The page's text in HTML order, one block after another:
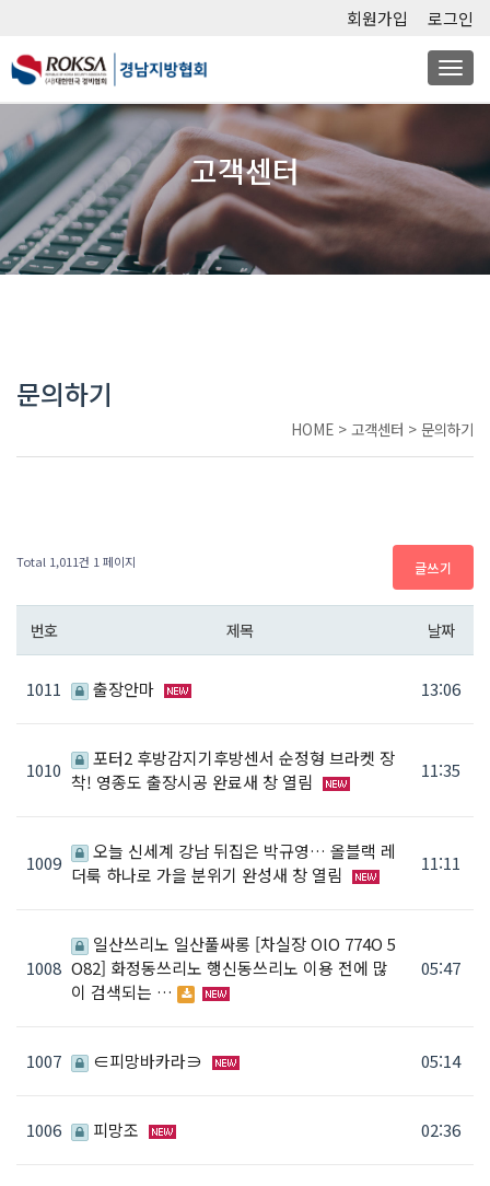
회원가입 로그인
고객센터
문의하기
HOME > 고객센터 > 문의하기
Total 1,011건 1 페이지 글쓰기
번호 제목 날짜
1011 출장안마 13:06
1010
포터2 후방감지기후방센서 순정형 브라켓 장
착! 영종도 출장시공 완료새 창 열림
11:35
1009
오늘 신세계 강남 뒤집은 박규영… 올블랙 레
더룩 하나로 가을 분위기 완성새 창 열림
11:11
1008
일산쓰리노 일산풀싸롱 [차실장 OlO 774O 5
O82] 화정동쓰리노 행신동쓰리노 이용 전에 많
이 검색되는 …
05:47
1007 ∈피망바카라∋ 05:14
1006 피망조 02:36